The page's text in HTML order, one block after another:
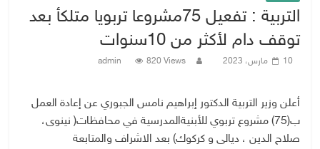
التربية : تفعيل 75مشروعا تربويا متلكأ بعد
توقف دام لأكثر من 10سنوات
10 مارس، 2023 admin 820 Views
أعلن وزير التربية الدكتور إبراهيم نامس الجبوري عن إعادة العمل
ب(75
) مشروع تربوي للأبنيةالمدرسية في محافظات( نينوى،
صلاح الدين ، ديالى و كركوك) بعد الاشراف والمتابعة